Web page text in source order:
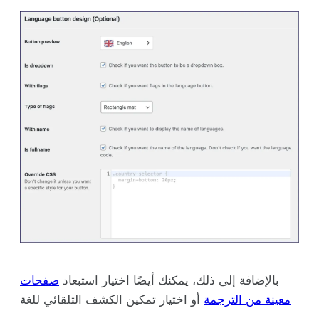
بالإضافة إلى ذلك، يمكنك أيضًا اختيار استبعاد صفحات
معينة من الترجمة أو اختيار تمكين الكشف التلقائي للغة